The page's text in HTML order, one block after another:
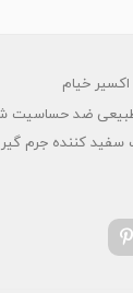
اکسیر خیام
ضد حساسیت
سفید کننده جرم گیر